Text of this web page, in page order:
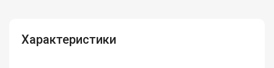
Характеристики